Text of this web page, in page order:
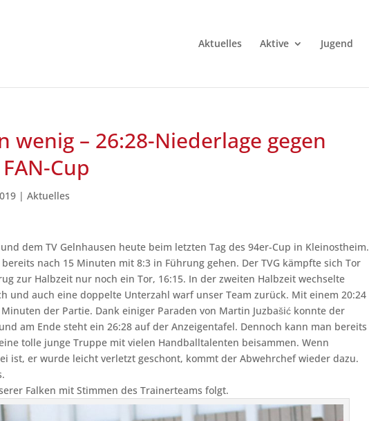
Aktuelles Aktive Jugend
wenig – 26:28-Niederlage gegen
Cup
|Aktuelles
dem TV Gelnhausen heute beim letzten Tag des 94er-Cup in Kleinostheim.
nach 15 Minuten mit 8:3 in Führung gehen. Der TVG kämpfte sich Tor
zur Halbzeit nur noch ein Tor, 16:15. In der zweiten Halbzeit wechselte
und auch eine doppelte Unterzahl warf unser Team zurück. Mit einem 20:24
der Partie. Dank einiger Paraden von Martin Juzbašić konnte der
am Ende steht ein 26:28 auf der Anzeigentafel. Dennoch kann man bereits
tolle junge Truppe mit vielen Handballtalenten beisammen. Wenn
ist, er wurde leicht verletzt geschont, kommt der Abwehrchef wieder dazu.
Falken mit Stimmen des Trainerteams folgt.